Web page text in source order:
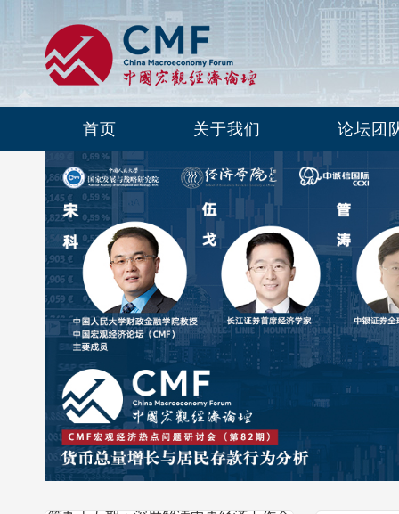
首页 关于我们 论坛团
第九十六期：地方债务化解成效、挑战
与展望